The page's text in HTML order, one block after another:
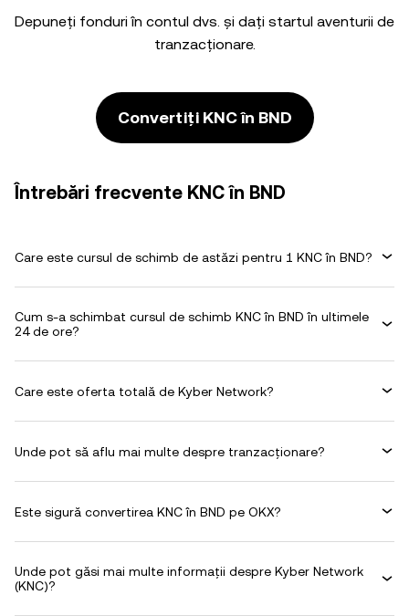
Depuneți fonduri în contul dvs. și dați startul aventurii de
tranzacționare.
Convertiți KNC în BND
Întrebări frecvente KNC în BND
Care este cursul de schimb de astăzi pentru 1 KNC în BND?
Cum s-a schimbat cursul de schimb KNC în BND în ultimele
24 de ore?
Care este oferta totală de Kyber Network?
Unde pot să aflu mai multe despre tranzacționare?
Este sigură convertirea KNC în BND pe OKX?
Unde pot găsi mai multe informații despre Kyber Network
(KNC)?